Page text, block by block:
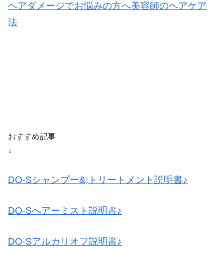
ヘアダメージでお悩みの方へ美容師のヘアケア
法
おすすめ記事
↓
DO-Sシャンプー&;トリートメント説明書♪
DO-Sへアーミスト説明書♪
DO-Sアルカリオフ説明書♪